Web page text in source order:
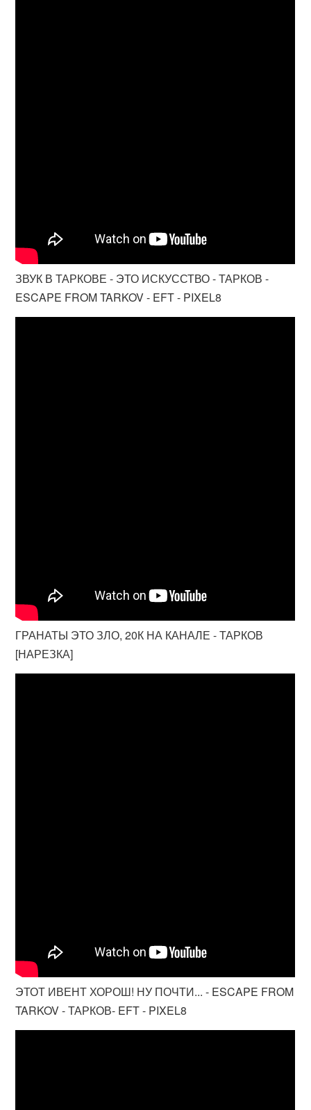
ЗВУК В ТАРКОВЕ - ЭТО ИСКУССТВО - ТАРКОВ -
ESCAPE FROM TARKOV - EFT - PIXEL8
ГРАНАТЫ ЭТО ЗЛО, 20К НА КАНАЛЕ - ТАРКОВ
[НАРЕЗКА]
ЭТОТ ИВЕНТ ХОРОШ! НУ ПОЧТИ... - ESCAPE FROM
TARKOV - ТАРКОВ- EFT - PIXEL8